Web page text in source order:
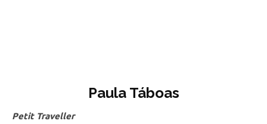
Paula Táboas
Petit Traveller